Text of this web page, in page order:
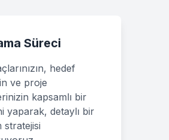
Süreci
hedef
ve proje
kapsamlı bir
yaparak, detaylı bir
stratejisi